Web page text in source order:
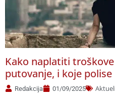
Kako naplatiti
putovanje, i koje
Redakcija 01/09/2025